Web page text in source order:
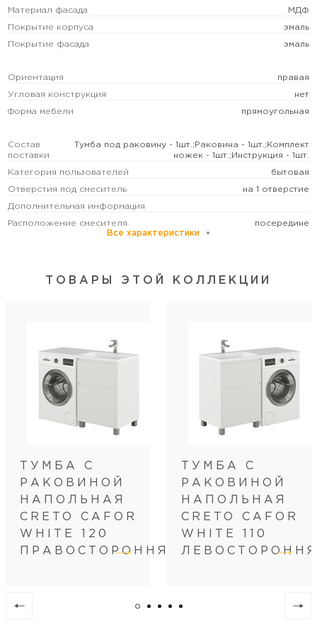
Материал фасада МДФ
Покрытие корпуса эмаль
Покрытие фасада эмаль
Ориентация правая
Угловая конструкция нет
Форма мебели прямоугольная
Состав
поставки
Тумба под раковину - 1шт.;Раковина - 1шт.;Комплект
ножек - 1шт.;Инструкция - 1шт.
Категория пользователей бытовая
Отверстия под смеситель на 1 отверстие
Дополнительная информация
Расположение смесителя посередине
Цвет столешницы белый
Бельевая корзина нет
С двумя раковинами
Система хранения с ящиками
Установка над стир. машиной
Все характеристики
ТОВАРЫ ЭТОЙ КОЛЛЕКЦИИ
ТУМБА С
РАКОВИНОЙ
НАПОЛЬНАЯ
CRETO CAFOR
WHITE 120
ПРАВОСТОРОННЯЯ
ТУМБА С
РАКОВИНОЙ
НАПОЛЬНАЯ
CRETO CAFOR
WHITE 110